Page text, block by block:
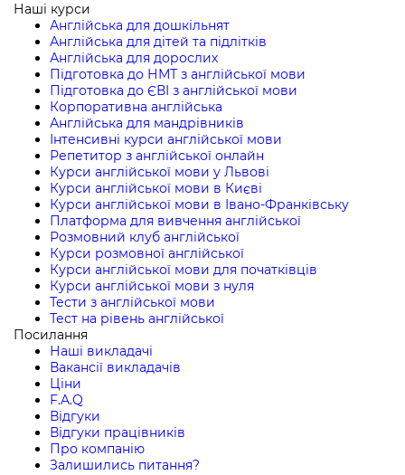
Наші курси
Англійська для дошкільнят
Англійська для дітей та підлітків
Англійська для дорослих
Підготовка до НМТ з англійської мови
Підготовка до ЄВІ з англійської мови
Корпоративна англійська
Англійська для мандрівників
Інтенсивні курси англійської мови
Репетитор з англійської онлайн
Курси англійської мови у Львові
Курси англійської мови в Києві
Курси англійської мови в Івано-Франківську
Платформа для вивчення англійської
Розмовний клуб англійської
Курси розмовної англійської
Курси англійської мови для початківців
Курси англійської мови з нуля
Тести з англійської мови
Тест на рівень англійської
Посилання
Наші викладачі
Вакансії викладачів
Ціни
F.A.Q
Відгуки
Відгуки працівників
Про компанію
Залишились питання?